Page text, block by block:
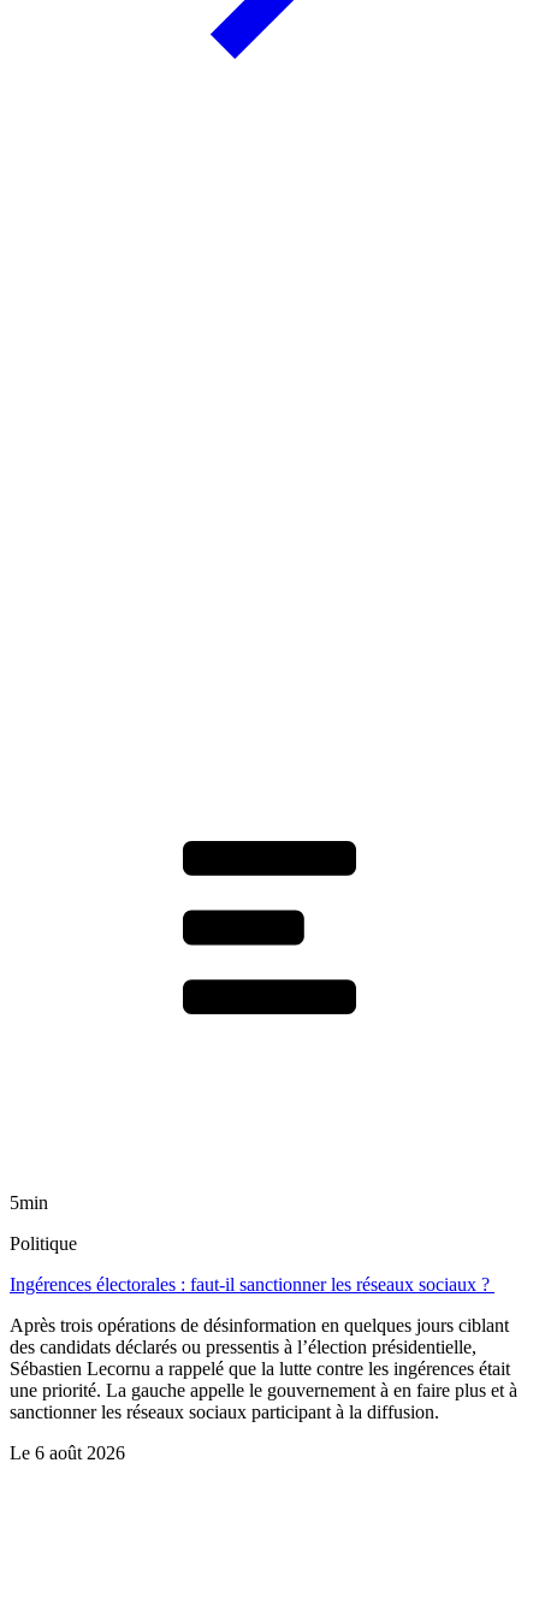
5min
Politique
Ingérences électorales : faut-il sanctionner les réseaux sociaux ?
Après trois opérations de désinformation en quelques jours ciblant
des candidats déclarés ou pressentis à l’élection présidentielle,
Sébastien Lecornu a rappelé que la lutte contre les ingérences était
une priorité. La gauche appelle le gouvernement à en faire plus et à
sanctionner les réseaux sociaux participant à la diffusion.
Le 6 août 2026